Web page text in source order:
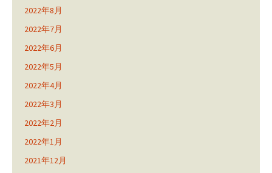
2022年8月
2022年7月
2022年6月
2022年5月
2022年4月
2022年3月
2022年2月
2022年1月
2021年12月